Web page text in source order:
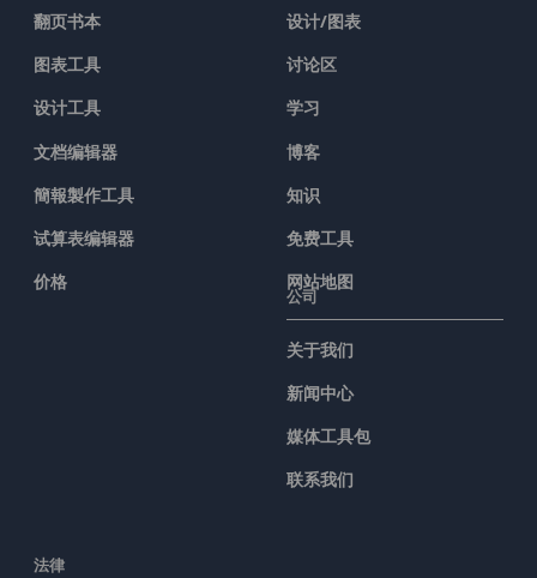
翻页书本
图表工具
设计工具
文档编辑器
簡報製作工具
试算表编辑器
价格
设计/图表
讨论区
学习
博客
知识
免费工具
网站地图
公司
关于我们
新闻中心
媒体工具包
联系我们
法律